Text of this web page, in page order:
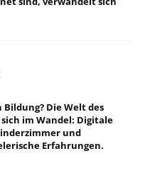
Die Welt des
im Wandel: Digitale
und
Erfahrungen.